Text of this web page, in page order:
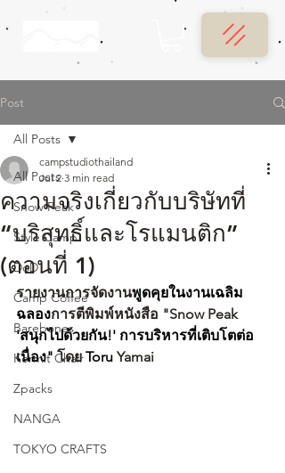
Post
All Posts
Snow Peak
Style Camp
DoD
Camp Coffee
Barebones
Kermit Chair
Zpacks
NANGA
TOKYO CRAFTS
All Posts
ความจริงเกี่ยวกับบริษัทที่
“บริสุทธิ์และโรแมนติก”
(ตอนที่ 1)
campstudiothailand
Jul 2 3 min read
รายงานการจัดงานพูดคุยในงานเฉลิม
ฉลองการตีพิมพ์หนังสือ "Snow Peak
'สนุกไปด้วยกัน!' การบริหารที่เติบโตต่อ
เนื่อง" โดย Toru Yamai